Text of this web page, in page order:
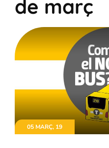
de març
05 MARÇ, 19